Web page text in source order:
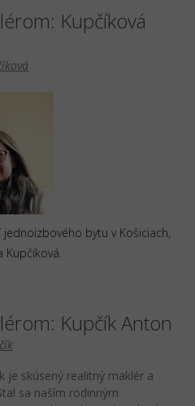
Kupčíková
bytu v Košiciach,
Kupčíková.
Kupčík Anton
je skúsený realitný maklér a
sa naším rodinným